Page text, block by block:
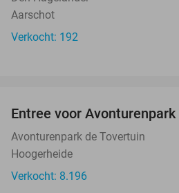
Aarschot
Verkocht: 192
Entree voor Avonturenpark
Avonturenpark de Tovertuin
Hoogerheide
Verkocht: 8.196